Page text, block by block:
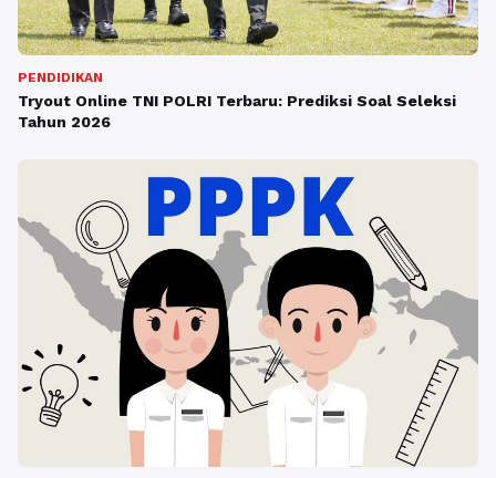
PENDIDIKAN
Tryout Online TNI POLRI Terbaru: Prediksi Soal Seleksi
Tahun 2026